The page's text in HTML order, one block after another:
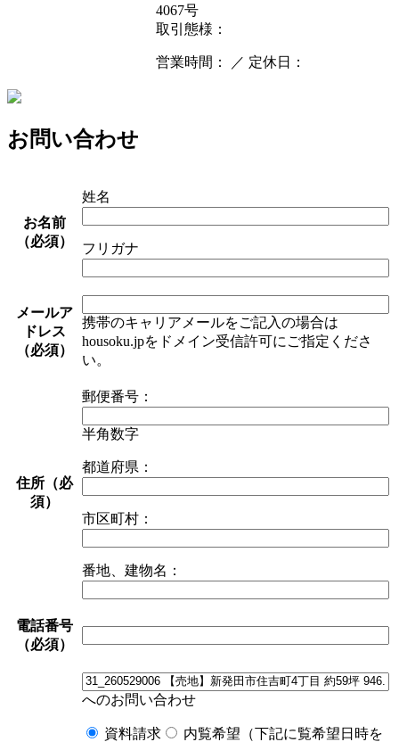
4067号
取引態様：
営業時間： ／ 定休日：
お問い合わせ
お名前
（必須）
姓名
フリガナ
メールア
ドレス
（必須）
携帯のキャリアメールをご記入の場合は
housoku.jpをドメイン受信許可にご指定くださ
い。
住所（必
須）
郵便番号：
半角数字
都道府県：
市区町村：
番地、建物名：
電話番号
（必須）
へのお問い合わせ
資料請求
内覧希望（下記に覧希望日時を